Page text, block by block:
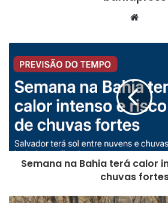
te
Semana na Bahia terá calor
chuvas